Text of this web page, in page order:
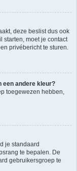
deze beslist dus ook
starten, moet je contact
privébericht te sturen.
een andere kleur?
toegewezen hebben,
je standaard
te bepalen. De
gebruikersgroep te